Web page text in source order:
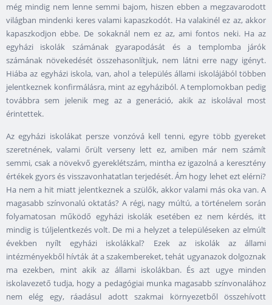
még mindig nem lenne semmi bajom, hiszen ebben a megzavarodott
világban mindenki keres valami kapaszkodót. Ha valakinél ez az, akkor
kapaszkodjon ebbe. De sokaknál nem ez az, ami fontos neki. Ha az
egyházi iskolák számának gyarapodását és a templomba járók
számának növekedését összehasonlítjuk, nem látni erre nagy igényt.
Hiába az egyházi iskola, van, ahol a település állami iskolájából többen
jelentkeznek konfirmálásra, mint az egyháziból. A templomokban pedig
továbbra sem jelenik meg az a generáció, akik az iskolával most
érintettek.
Az egyházi iskolákat persze vonzóvá kell tenni, egyre több gyereket
szeretnének, valami őrült verseny lett ez, amiben már nem számít
semmi, csak a növekvő gyereklétszám, mintha ez igazolná a keresztény
értékek gyors és visszavonhatatlan terjedését. Ám hogy lehet ezt elérni?
Ha nem a hit miatt jelentkeznek a szülők, akkor valami más oka van. A
magasabb színvonalú oktatás? A régi, nagy múltú, a történelem során
folyamatosan működő egyházi iskolák esetében ez nem kérdés, itt
mindig is túljelentkezés volt. De mi a helyzet a településeken az elmúlt
években nyílt egyházi iskolákkal? Ezek az iskolák az állami
intézményekből hívták át a szakembereket, tehát ugyanazok dolgoznak
ma ezekben, mint akik az állami iskolákban. És azt ugye minden
iskolavezető tudja, hogy a pedagógiai munka magasabb színvonalához
nem elég egy, ráadásul adott szakmai környezetből összehívott